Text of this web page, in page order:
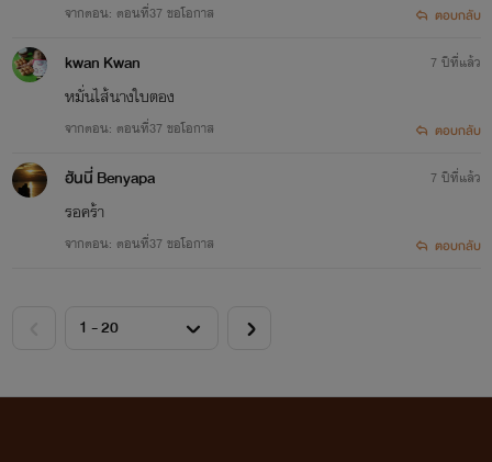
จากตอน: ตอนที่37 ขอโอกาส ตอบกลับ
kwan Kwan
หมั่นไส้​นางใบตอง​
จากตอน: ตอนที่37 ขอโอกาส
7 ปีที่แล้ว
ตอบกลับ
ฮันนี่ Benyapa
รอคร้า
จากตอน: ตอนที่37 ขอโอกาส
7 ปีที่แล้ว
ตอบกลับ